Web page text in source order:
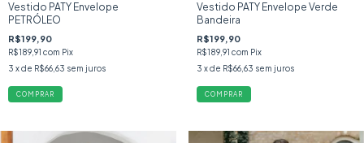
Vestido PATY Envelope
PETRÓLEO
R$199,90
R$189,91 com Pix
3 x de R$66,63 sem juros
COMPRAR
Vestido PATY Envelope Verde
Bandeira
R$199,90
R$189,91 com Pix
3 x de R$66,63 sem juros
COMPRAR